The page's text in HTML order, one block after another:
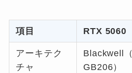
項目 RTX 5060
アーキテク
チャ
Blackwell（
GB206）